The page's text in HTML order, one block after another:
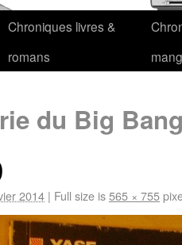
Chroniques livres &
romans
du Big
2014 | Full size is565 × 755